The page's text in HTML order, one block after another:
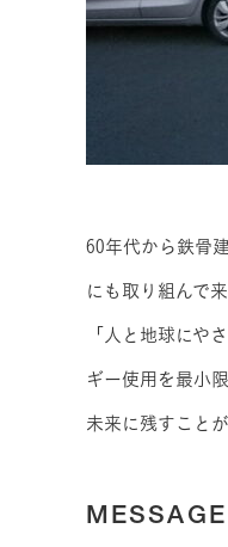
60年代から鉄骨
にも取り組んで来
「人と地球にや
ギー使用を最小
未来に残すこと
MESSAGE